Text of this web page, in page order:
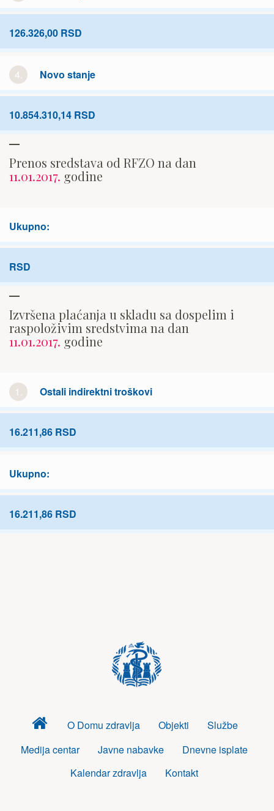
126.326,00 RSD
4. Novo stanje
10.854.310,14 RSD
Prenos sredstava od RFZO na dan
11.01.2017. godine
Ukupno:
RSD
Izvršena plaćanja u skladu sa dospelim i
raspoloživim sredstvima na dan
11.01.2017. godine
1. Ostali indirektni troškovi
16.211,86 RSD
Ukupno:
16.211,86 RSD
Dom
zdravlja
O Domu zdravlja Objekti
Službe
Medija centar
Javne nabavke
Dnevne isplate
Kalendar zdravlja
Kontakt